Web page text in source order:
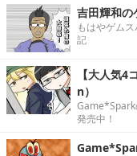
吉田輝和の
もはやゲム
記
【大人気
n）
Game*Spark
発売中！